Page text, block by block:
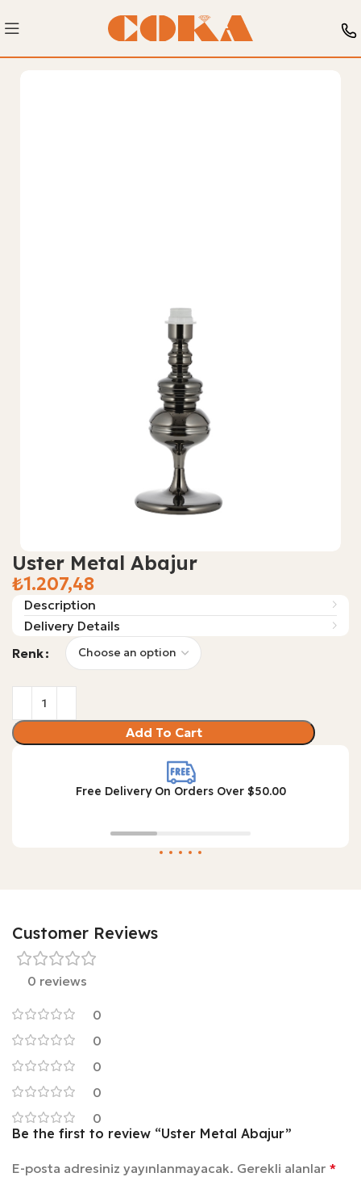
Uster Metal Abajur
₺
Description
Delivery Details
Renk
Add To Cart
Free Delivery On Orders Over $50.00
Customer Reviews
0 reviews
0
0
0
0
0
Be the first to review “Uster Metal Abajur”
E-posta adresiniz yayınlanmayacak. Gerekli alanlar *